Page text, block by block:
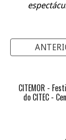
CITEMOR -
do CITEC -